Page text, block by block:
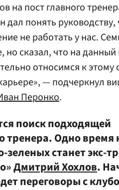
на пост главного
понять руководству,
не работать у нас.
но сказал, что на
относимся к этому
— подчеркнул
Перонко.
поиск подходящей
тренера. Одно время
станет экс-
Дмитрий Хохлов.
переговоры с